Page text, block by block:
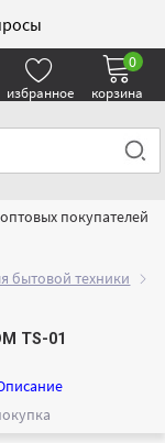
избранное корзина
0
покупателей
бытовой техники
TS-01